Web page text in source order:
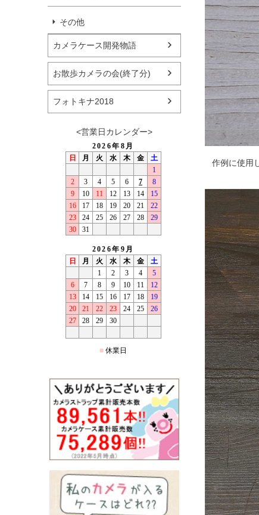
その他
カメラケース開発物語
お散歩カメラの会(終了分)
フォトキナ2018
<営業日カレンダー>
作例に使用